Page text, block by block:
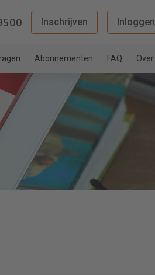
Inschrijven
Abonnementen FAQ